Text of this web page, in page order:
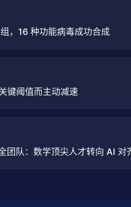
，16 种功能病毒成功合成
键阈值而主动减速
队：数学顶尖人才转向 AI 对